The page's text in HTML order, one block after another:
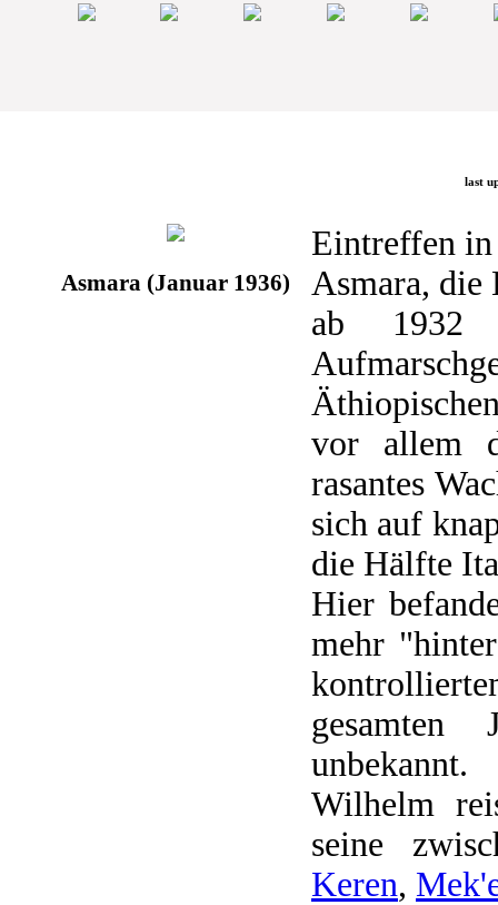
last
Asmara (Januar 1936)
Eintreffen in
Asmara, die
ab 1932
vor allem
rasantes
sich auf
die Hälfte
Hier
mehr
gesamten
unbekannt.
Wilhelm
seine
Keren,